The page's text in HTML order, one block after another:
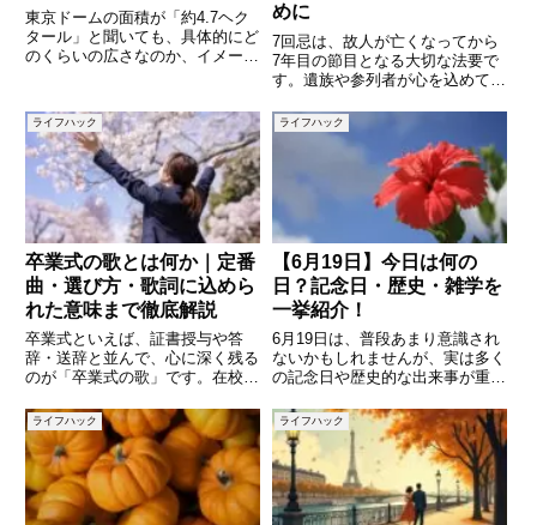
東京ドームの面積が「約4.7ヘク
タール」と聞いても、具体的にど
のくらいの広さなのか、イメージ
ムの面積を日常的な例と比較しな
がら、その広さをわかりやすく解
説します。また、ヘクタールと
めに
7回忌は、故人が亡くなってから
7年目の節目となる大切な法要で
す。遺族や参列者が心を込めて故
会でもあります。しかし、「どの
ような挨拶が適切かわからない」
「気持ちがうまく伝えられるか不
安」と悩む方も多いでしょう。本
ライフハック
卒業式の歌とは何か｜定番
曲・選び方・歌詞に込めら
れた意味まで徹底解説
卒業式といえば、証書授与や答
辞・送辞と並んで、心に深く残る
のが「卒業式の歌」です。在校生
思い出を振り返りながら静かに歌
われる名曲は、その場の空気を一
変させ、涙を誘う力を持っていま
す。なぜ卒業式では歌が欠かせな
い
ライフハック
【6月19日】今日は何の
日？記念日・歴史・雑学を
一挙紹介！
6月19日は、普段あまり意識され
ないかもしれませんが、実は多く
の記念日や歴史的な出来事が重な
の記念日はもちろん、海外でも注
目される出来事がいくつかありま
す。この記事では、6月19日にま
つわる「今日は何の日？」を
ライフハック ライフハック